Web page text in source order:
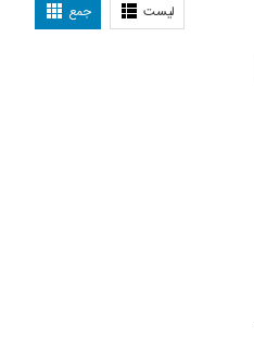
لیست جمع